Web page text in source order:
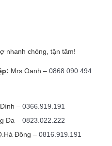
nhanh chóng, tận tâm!
Mrs Oanh – 0868.090.494
– 0366.919.191
Đa – 0823.022.222
Đông – 0816.919.191